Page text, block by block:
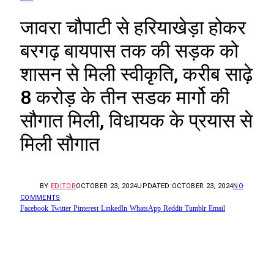
जावरा चौपाटी से हरियाखेड़ा होकर
बरगढ़ बायपास तक की सड़क को
शासन से मिली स्वीकृति, करीब साढ़े
8 करोड़ के तीन सडक मार्गो की
सौगात मिली, विधायक के प्रयास से
मिली सौगात
BY EDITOROCTOBER 23, 2024UPDATED:OCTOBER 23, 2024NO
COMMENTS
Facebook Twitter Pinterest LinkedIn WhatsApp Reddit Tumblr Email